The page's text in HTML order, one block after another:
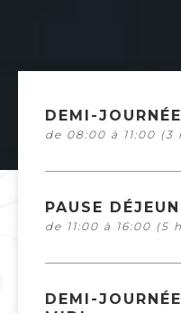
DEMI-
de 08:00 à 11:00 (3
PAUSE
de 11:00 à 16:00 (5
DEMI-